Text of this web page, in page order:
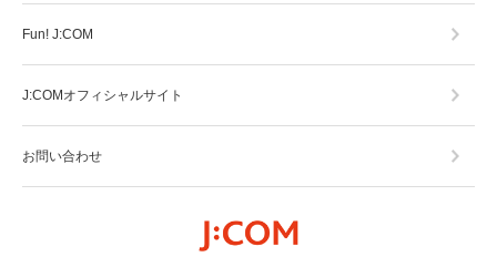
Fun! J:COM
J:COMオフィシャルサイト
お問い合わせ